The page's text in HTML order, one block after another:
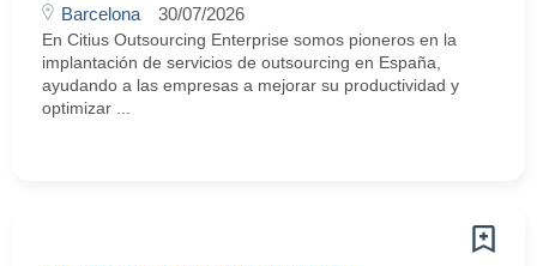
Barcelona 30/07/2026
En Citius Outsourcing Enterprise somos pioneros en la
implantación de servicios de outsourcing en España,
ayudando a las empresas a mejorar su productividad y
optimizar ...